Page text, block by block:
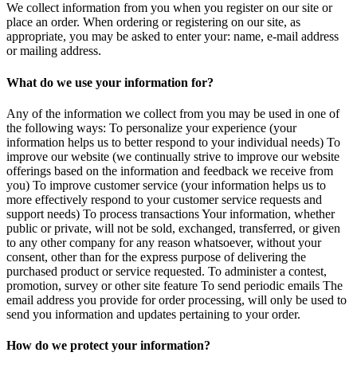
We collect information from you when you register on our site or
place an order. When ordering or registering on our site, as
appropriate, you may be asked to enter your: name, e-mail address
or mailing address.
What do we use your information for?
Any of the information we collect from you may be used in one of
the following ways: To personalize your experience (your
information helps us to better respond to your individual needs) To
improve our website (we continually strive to improve our website
offerings based on the information and feedback we receive from
you) To improve customer service (your information helps us to
more effectively respond to your customer service requests and
support needs) To process transactions Your information, whether
public or private, will not be sold, exchanged, transferred, or given
to any other company for any reason whatsoever, without your
consent, other than for the express purpose of delivering the
purchased product or service requested. To administer a contest,
promotion, survey or other site feature To send periodic emails The
email address you provide for order processing, will only be used to
send you information and updates pertaining to your order.
How do we protect your information?